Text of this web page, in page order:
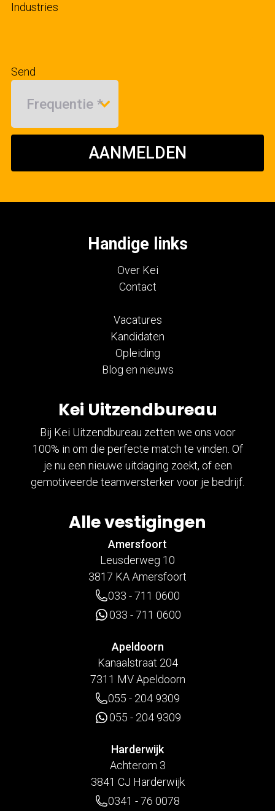
Industries
Send
AANMELDEN
Kei Uitzendbureau
Bij Kei Uitzendbureau zetten we ons voor
100% in om die perfecte match te vinden. Of
je nu een nieuwe uitdaging zoekt, of een
gemotiveerde teamversterker voor je bedrijf.
Alle vestigingen
Amersfoort
Leusderweg 10
3817 KA Amersfoort
033 - 711 0600
033 - 711 0600
Apeldoorn
Kanaalstraat 204
7311 MV Apeldoorn
055 - 204 9309
055 - 204 9309
Harderwijk
Achterom 3
3841 CJ Harderwijk
0341 - 76 0078
Handige links
Over Kei
Contact
Vacatures
Kandidaten
Opleiding
Blog en nieuws